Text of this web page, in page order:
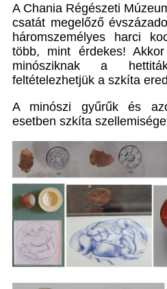
A Chania Régészeti
csatát megelőző
háromszemélyes harci
több, mint érdekes!
minósziknak a
feltételezhetjük a szkíta
A minószi gyűrűk és
esetben szkíta